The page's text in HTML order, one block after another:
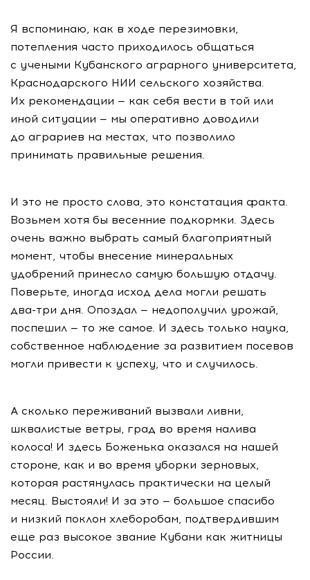
Я вспоминаю, как в ходе перезимовки,
потепления часто приходилось общаться
с учеными Кубанского аграрного университета,
Краснодарского НИИ сельского хозяйства.
Их рекомендации — как себя вести в той или
иной ситуации — мы оперативно доводили
до аграриев на местах, что позволило
принимать правильные решения.
И это не просто слова, это констатация факта.
Возьмем хотя бы весенние подкормки. Здесь
очень важно выбрать самый благоприятный
момент, чтобы внесение минеральных
удобрений принесло самую большую отдачу.
Поверьте, иногда исход дела могли решать
два-три дня. Опоздал — недополучил урожай,
поспешил — то же самое. И здесь только наука,
собственное наблюдение за развитием посевов
могли привести к успеху, что и случилось.
А сколько переживаний вызвали ливни,
шквалистые ветры, град во время налива
колоса! И здесь Боженька оказался на нашей
стороне, как и во время уборки зерновых,
которая растянулась практически на целый
месяц. Выстояли! И за это — большое спасибо
и низкий поклон хлеборобам, подтвердившим
еще раз высокое звание Кубани как житницы
России.